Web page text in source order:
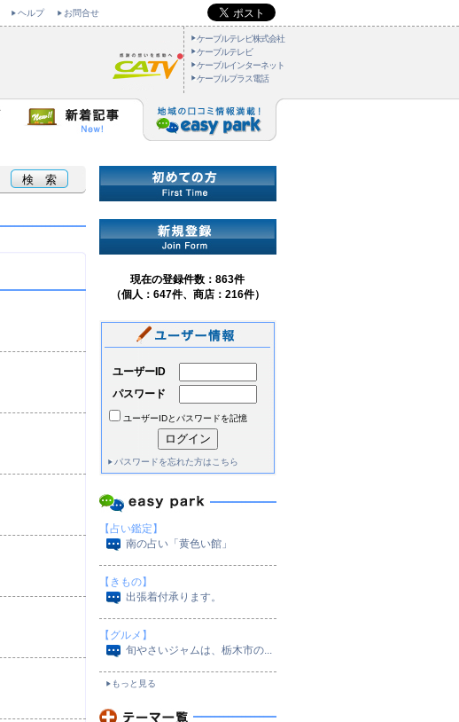
ヘルプ お問合せ
ケーブルテレビ株式会社
ケーブルテレビ
ケーブルインターネット
ケーブルプラス電話
現在の登録件数：863件
（個人：647件、商店：216件）
ユーザーID
パスワード
ユーザーIDとパスワードを記憶
パスワードを忘れた方はこちら
【占い鑑定】
南の占い「黄色い館」
【きもの】
出張着付承ります。
【グルメ】
旬やさいジャムは、栃木市の...
もっと見る